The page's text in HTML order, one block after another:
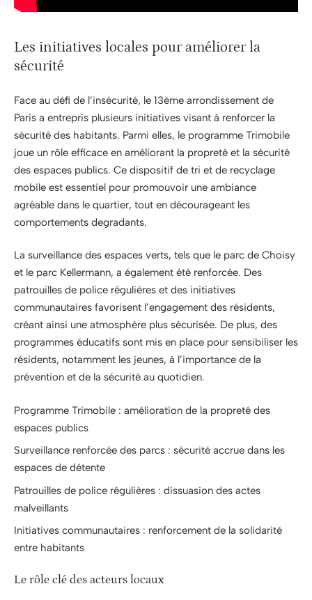
Les initiatives locales pour améliorer la
sécurité
Face au défi de l’insécurité, le 13ème arrondissement de
Paris a entrepris plusieurs initiatives visant à renforcer la
sécurité des habitants. Parmi elles, le programme Trimobile
joue un rôle efficace en améliorant la propreté et la sécurité
des espaces publics. Ce dispositif de tri et de recyclage
mobile est essentiel pour promouvoir une ambiance
agréable dans le quartier, tout en décourageant les
comportements degradants.
La surveillance des espaces verts, tels que le parc de Choisy
et le parc Kellermann, a également été renforcée. Des
patrouilles de police régulières et des initiatives
communautaires favorisent l’engagement des résidents,
créant ainsi une atmosphère plus sécurisée. De plus, des
programmes éducatifs sont mis en place pour sensibiliser les
résidents, notamment les jeunes, à l’importance de la
prévention et de la sécurité au quotidien.
Programme Trimobile : amélioration de la propreté des
espaces publics
Surveillance renforcée des parcs : sécurité accrue dans les
espaces de détente
Patrouilles de police régulières : dissuasion des actes
malveillants
Initiatives communautaires : renforcement de la solidarité
entre habitants
Le rôle clé des acteurs locaux